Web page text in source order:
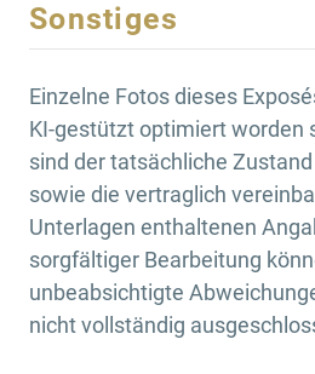
Sonstiges
Einzelne Fotos dieses
KI-gestützt optimiert worden
sind der tatsächliche
sowie die vertraglich
Unterlagen enthaltenen
sorgfältiger Bearbeitung
unbeabsichtigte
nicht vollständig